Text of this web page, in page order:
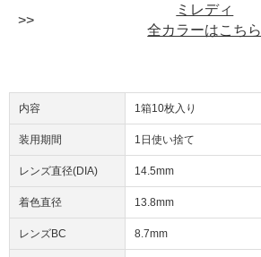
ミレディ
全カラーはこちら
内容 1箱10枚入り
装用期間 1日使い捨て
レンズ直径(DIA) 14.5mm
着色直径 13.8mm
レンズBC 8.7mm